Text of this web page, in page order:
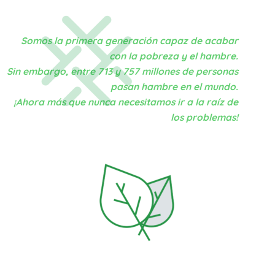
Somos la primera generación capaz de acabar
con la pobreza y el hambre.
Sin embargo, entre 713 y 757 millones de personas
pasan hambre en el mundo.
¡Ahora más que nunca necesitamos ir a la raíz de
los problemas!